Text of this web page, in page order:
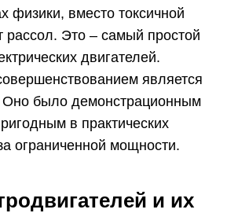
физики, вместо токсичной
рассол. Это – самый простой
двигателей.
является
Оно было демонстрационным
в практических
ограниченной мощности.
и их